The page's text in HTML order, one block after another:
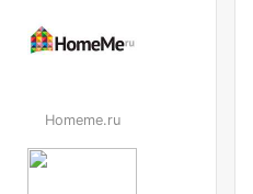
Homeme.ru